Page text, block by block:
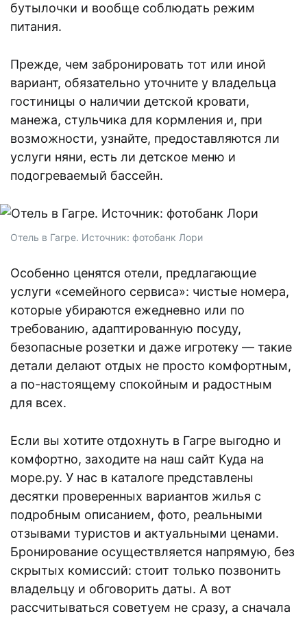
бутылочки и вообще соблюдать режим
питания.
Прежде, чем забронировать тот или иной
вариант, обязательно уточните у владельца
гостиницы о наличии детской кровати,
манежа, стульчика для кормления и, при
возможности, узнайте, предоставляются ли
услуги няни, есть ли детское меню и
подогреваемый бассейн.
Отель в Гагре. Источник: фотобанк Лори
Особенно ценятся отели, предлагающие
услуги «семейного сервиса»: чистые номера,
которые убираются ежедневно или по
требованию, адаптированную посуду,
безопасные розетки и даже игротеку — такие
детали делают отдых не просто комфортным,
а по-настоящему спокойным и радостным
для всех.
Если вы хотите отдохнуть в Гагре выгодно и
комфортно, заходите на наш сайт Куда на
море.ру. У нас в каталоге представлены
десятки проверенных вариантов жилья с
подробным описанием, фото, реальными
отзывами туристов и актуальными ценами.
Бронирование осуществляется напрямую, без
скрытых комиссий: стоит только позвонить
владельцу и обговорить даты. А вот
рассчитываться советуем не сразу, а сначала